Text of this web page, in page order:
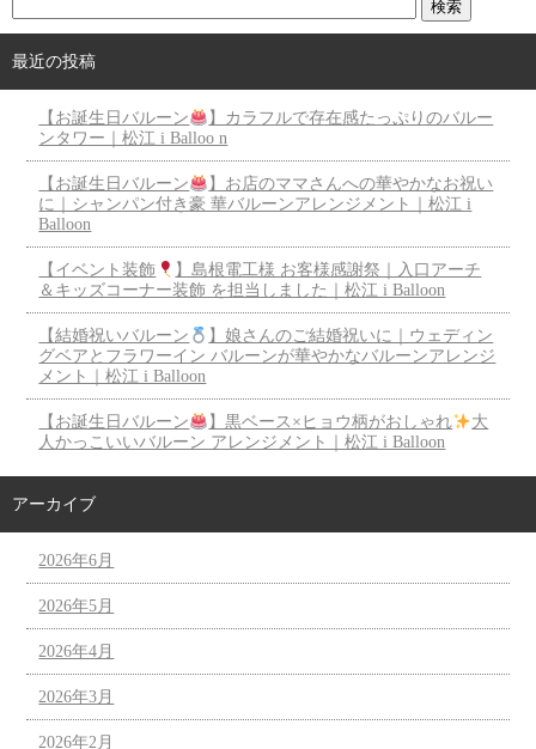
最近の投稿
【お誕生日バルーン
】カラフルで存在感たっぷりのバルー
ンタワー｜松江 i Balloo n
【お誕生日バルーン
】お店のママさんへの華やかなお祝い
に｜シャンパン付き豪 華バルーンアレンジメント｜松江 i
Balloon
【イベント装飾
】島根電工様 お客様感謝祭｜入口アーチ
＆キッズコーナー装飾 を担当しました｜松江 i Balloon
【結婚祝いバルーン
】娘さんのご結婚祝いに｜ウェディン
グベアとフラワーイン バルーンが華やかなバルーンアレンジ
メント｜松江 i Balloon
【お誕生日バルーン 】黒ベース×ヒョウ柄がおしゃれ
大
人かっこいいバルーン アレンジメント｜松江 i Balloon
アーカイブ
2026年6月
2026年5月
2026年4月
2026年3月
2026年2月